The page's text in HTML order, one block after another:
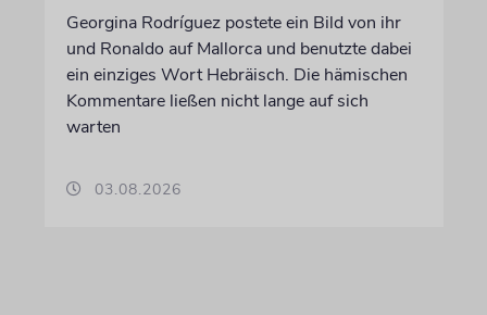
Georgina Rodríguez postete ein Bild von ihr
und Ronaldo auf Mallorca und benutzte dabei
ein einziges Wort Hebräisch. Die hämischen
Kommentare ließen nicht lange auf sich
warten
03.08.2026